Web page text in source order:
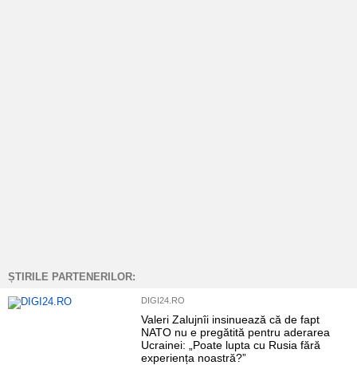
ȘTIRILE PARTENERILOR:
DIGI24.RO
Valeri Zalujnîi insinuează că de fapt
NATO nu e pregătită pentru aderarea
Ucrainei: „Poate lupta cu Rusia fără
experiența noastră?”